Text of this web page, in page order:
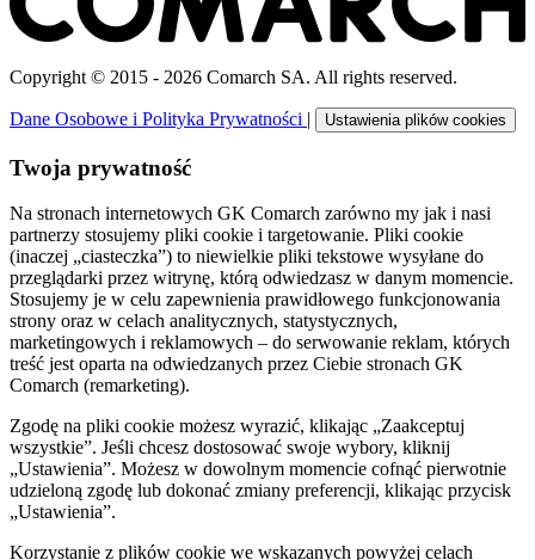
Copyright © 2015 - 2026 Comarch SA. All rights reserved.
Dane Osobowe i Polityka Prywatności | Ustawienia plików cookies
Twoja prywatność
Na stronach internetowych GK Comarch zarówno my jak i nasi
partnerzy stosujemy pliki cookie i targetowanie. Pliki cookie
(inaczej „ciasteczka”) to niewielkie pliki tekstowe wysyłane do
przeglądarki przez witrynę, którą odwiedzasz w danym momencie.
Stosujemy je w celu zapewnienia prawidłowego funkcjonowania
strony oraz w celach analitycznych, statystycznych,
marketingowych i reklamowych – do serwowanie reklam, których
treść jest oparta na odwiedzanych przez Ciebie stronach GK
Comarch (remarketing).
Zgodę na pliki cookie możesz wyrazić, klikając „Zaakceptuj
wszystkie”. Jeśli chcesz dostosować swoje wybory, kliknij
„Ustawienia”. Możesz w dowolnym momencie cofnąć pierwotnie
udzieloną zgodę lub dokonać zmiany preferencji, klikając przycisk
„Ustawienia”.
Korzystanie z plików cookie we wskazanych powyżej celach